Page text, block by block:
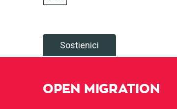
Sostienici
OPEN MIGRATION